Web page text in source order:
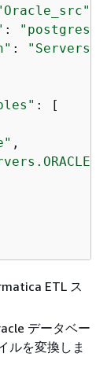
: "postgres"
:
: [
,
ETL ス
データベー
ルを変換しま